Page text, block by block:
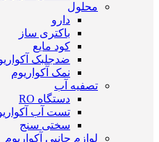
محلول
دارو
باکتری ساز
کود مایع
ضدجلبک
نمک آکواریوم
تصفیه آب
دستگاه RO
تست آب
سختی سنج
لوازم جانبی آکواریوم